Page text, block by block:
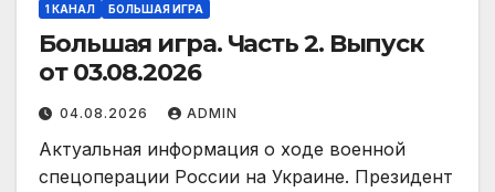
1 КАНАЛ БОЛЬШАЯ ИГРА
Большая игра. Часть 2. Выпуск
от 03.08.2026
04.08.2026 ADMIN
Актуальная информация о ходе военной
спецоперации России на Украине. Президент